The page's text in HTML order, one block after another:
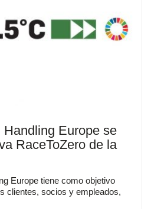
Handling Europe se
RaceToZero de la
Europe tiene como objetivo
clientes, socios y empleados,